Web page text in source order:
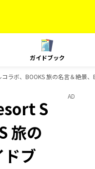
ガイドブック
ラボ、BOOKS 旅の名言＆絶景
S
旅の
ブ
AD